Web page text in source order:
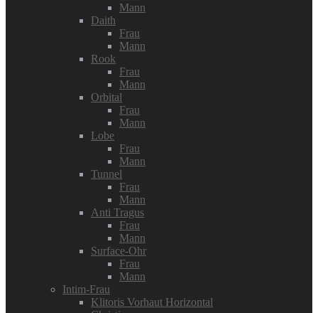
Mann
Daith
Frau
Mann
Rook
Frau
Mann
Orbital
Frau
Mann
Lobe
Frau
Mann
Tunnel
Frau
Mann
Anti Tragus
Frau
Mann
Surface-Ohr
Frau
Mann
Intim-Frau
Klitoris Vorhaut Horizontal